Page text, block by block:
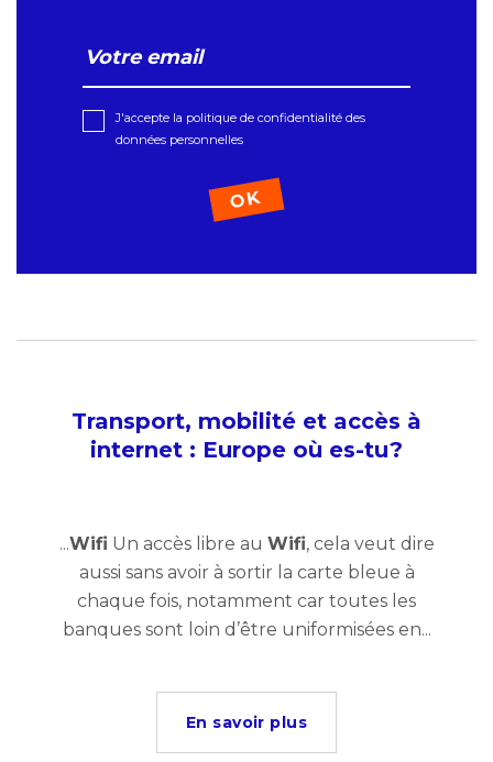
J'accepte la politique de confidentialité des
données personnelles
Transport, mobilité et accès à
internet : Europe où es-tu?
...Wifi Un accès libre au Wifi, cela veut dire
aussi sans avoir à sortir la carte bleue à
chaque fois, notamment car toutes les
banques sont loin d’être uniformisées en...
En savoir plus